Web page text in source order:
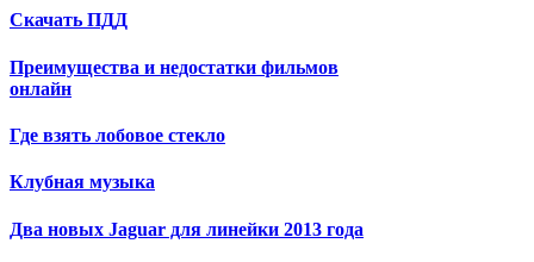
Скачать ПДД
Преимущества и недостатки фильмов
онлайн
Где взять лобовое стекло
Клубная музыка
Два новых Jaguar для линейки 2013 года